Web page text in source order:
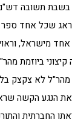
שכל אחד
מישראל,
קיצוני ביוזמת
לא צקצק
הנגע הקשה
החברתית